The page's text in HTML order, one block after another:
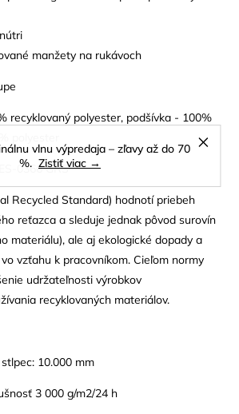
vlnu výpredaja – zľavy až do 70
%. Zistiť viac →
manžety na rukávoch
recyklovaný polyester, podšívka - 100%
polyester
0366 GRS
Recycled Standard) hodnotí priebeh
reťazca a sleduje jednak pôvod surovín
materiálu), ale aj ekologické dopady a
vzťahu k pracovníkom. Cieľom normy
udržateľnosti výrobkov
recyklovaných materiálov.
10.000 mm
3 000 g/m2/24 h